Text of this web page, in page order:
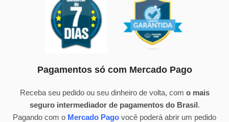
Pagamentos só com Mercado Pago
Receba seu pedido ou seu dinheiro de volta, com o mais
seguro intermediador de pagamentos do Brasil.
Pagando com o Mercado Pago você poderá abrir um pedido